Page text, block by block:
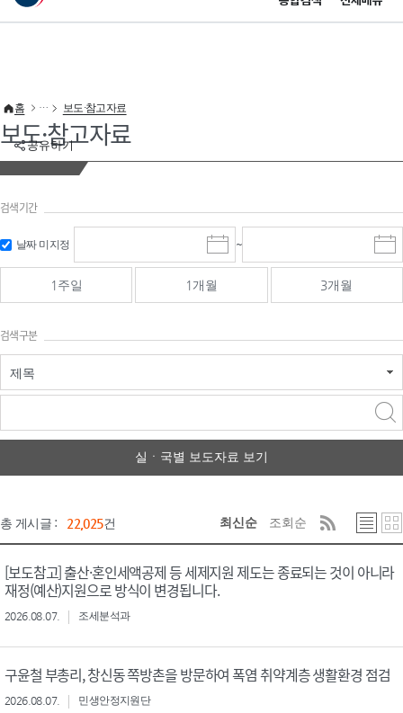
이 누리집은 대한민국 공식 전자정부 누리집입니다.
공유하기
홈 보도·참고자료
보도·참고자료
검색기간
날짜 미지정
시
작
일
선
~
종
료
선
1주일 1개월 3개월
검색구분
제목
실ㆍ국별 보도자료 보기
총 게시글 : 22,025건 최신순 조회순
[보도참고] 출산·혼인세액공제 등 세제지원 제도는 종료되는 것이 아니라
재정(예산)지원으로 방식이 변경됩니다.
2026.08.07. 조세분석과
구윤철 부총리, 창신동 쪽방촌을 방문하여 폭염 취약계층 생활환경 점검
2026.08.07. 민생안정지원단